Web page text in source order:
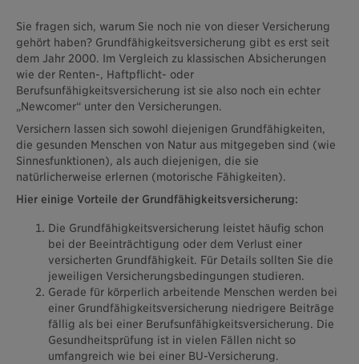
Sie fragen sich, warum Sie noch nie von dieser Versicherung
gehört haben? Grundfähigkeitsversicherung gibt es erst seit
dem Jahr 2000. Im Vergleich zu klassischen Absicherungen
wie der Renten-, Haftpflicht- oder
Berufsunfähigkeitsversicherung ist sie also noch ein echter
„Newcomer“ unter den Versicherungen.
Versichern lassen sich sowohl diejenigen Grundfähigkeiten,
die gesunden Menschen von Natur aus mitgegeben sind (wie
Sinnesfunktionen), als auch diejenigen, die sie
natürlicherweise erlernen (motorische Fähigkeiten).
Hier einige Vorteile der Grundfähigkeitsversicherung:
Die Grundfähigkeitsversicherung leistet häufig schon
bei der Beeinträchtigung oder dem Verlust einer
versicherten Grundfähigkeit. Für Details sollten Sie die
jeweiligen Versicherungsbedingungen studieren.
Gerade für körperlich arbeitende Menschen werden bei
einer Grundfähigkeitsversicherung niedrigere Beiträge
fällig als bei einer Berufsunfähigkeitsversicherung. Die
Gesundheitsprüfung ist in vielen Fällen nicht so
umfangreich wie bei einer BU-Versicherung.